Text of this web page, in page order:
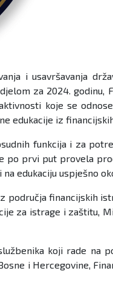
i usavršavanja
za 2024. godinu,
koje se
edukacije iz
funkcija i za
po prvi put provela
edukaciju uspješno
područja financijskih
za istrage i
koji rade
i Hercegovine,